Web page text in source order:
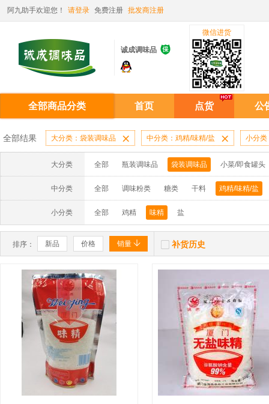
阿九助手欢迎您！ 请登录 免费注册 批发商注册
诚成调味品 
微信进货
全部商品分类 首页 点货 公
全部结果 大分类：袋装调味品  中分类：鸡精/味精/盐  小分类
大分类 全部 瓶装调味品 袋装调味品 小菜/即食罐头
中分类 全部 调味粉类 糖类 干料 鸡精/味精/盐
小分类 全部 鸡精 味精 盐
排序： 新品 价格 销量   补货历史